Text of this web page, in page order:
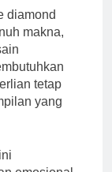
diamond
makna,
tetap
yang